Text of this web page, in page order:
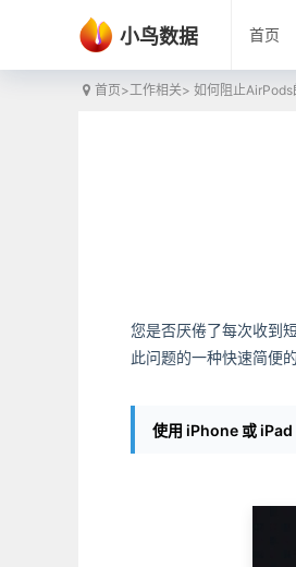
小鸟数据 首页
首页>工作相关> 如何阻止
您是否厌倦了每次收到
此问题的一种快速简便
使用 iPhone 或 iPad